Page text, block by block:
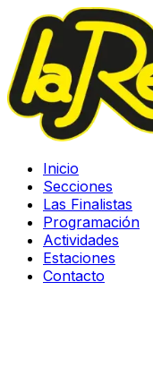
Inicio
Secciones
Las Finalistas
Programación
Actividades
Estaciones
Contacto